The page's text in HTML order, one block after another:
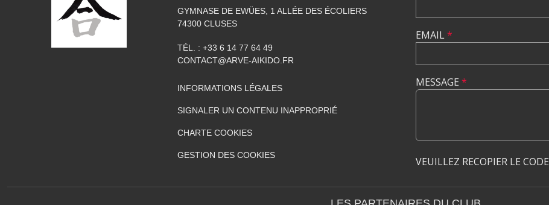
GYMNASE DE EWÜES, 1 ALLÉE DES ÉCOLIERS
74300 CLUSES
TÉL. : +33 6 14 77 64 49
CONTACT@ARVE-AIKIDO.FR
INFORMATIONS LÉGALES
SIGNALER UN CONTENU INAPPROPRIÉ
CHARTE COOKIES
GESTION DES COOKIES
EMAIL*
MESSAGE *
VEUILLEZ RECOPIER LE CODE